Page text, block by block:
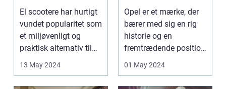
El scootere har hurtigt
vundet popularitet som
et miljøvenligt og
praktisk alternativ til
traditione...
13 May 2024
Opel er et mærke, der
bærer med sig en rig
historie og en
fremtrædende position
i den globale bilind...
01 May 2024